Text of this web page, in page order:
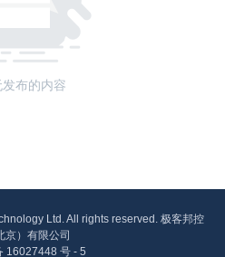
布的内容
Ltd. All rights reserved. 极客邦控
京）有限公司
16027448 号 - 5